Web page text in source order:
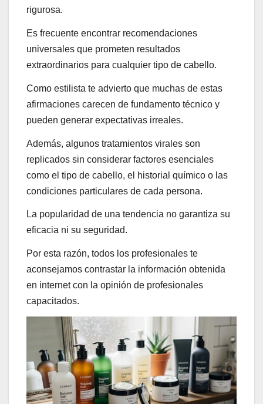
rigurosa.
Es frecuente encontrar recomendaciones
universales que prometen resultados
extraordinarios para cualquier tipo de cabello.
Como estilista te advierto que muchas de estas
afirmaciones carecen de fundamento técnico y
pueden generar expectativas irreales.
Además, algunos tratamientos virales son
replicados sin considerar factores esenciales
como el tipo de cabello, el historial químico o las
condiciones particulares de cada persona.
La popularidad de una tendencia no garantiza su
eficacia ni su seguridad.
Por esta razón, todos los profesionales te
aconsejamos contrastar la información obtenida
en internet con la opinión de profesionales
capacitados.